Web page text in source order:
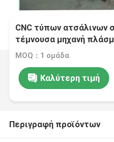
CNC τύπων ατσάλινων
τέμνουσα μηχανή
οριζόντια κοπή
MOQ：1 ομάδα
Καλύτερη τιμή
Περιγραφή προϊόντων